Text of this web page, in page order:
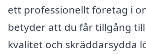
ett professionellt företag i
betyder att du får tillgång
kvalitet och skräddarsydda